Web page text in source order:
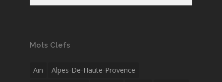
Mots Clefs
Ain
Alpes-De-Haute-Provence